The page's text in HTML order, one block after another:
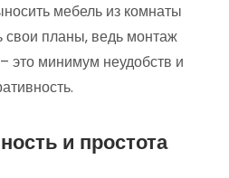
мебель из комнаты
свои планы‚ ведь монтаж
это минимум неудобств и
и простота